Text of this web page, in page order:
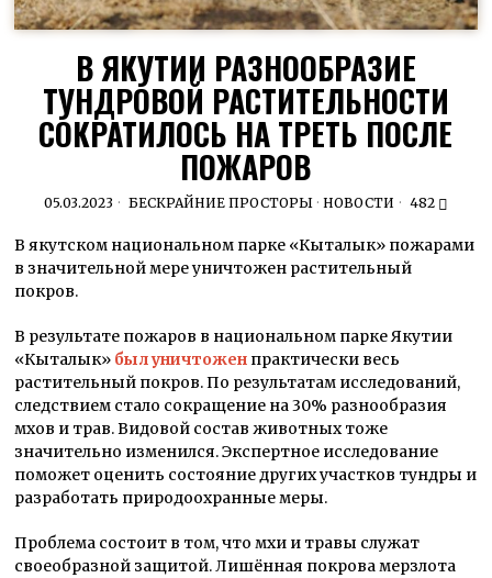
В ЯКУТИИ РАЗНООБРАЗИЕ
ТУНДРОВОЙ РАСТИТЕЛЬНОСТИ
СОКРАТИЛОСЬ НА ТРЕТЬ ПОСЛЕ
ПОЖАРОВ
05.03.2023 БЕСКРАЙНИЕ ПРОСТОРЫ · НОВОСТИ 482
В якутском национальном парке «Кыталык» пожарами
в значительной мере уничтожен растительный
покров.
В результате пожаров в национальном парке Якутии
«Кыталык» был уничтожен практически весь
растительный покров. По результатам исследований,
следствием стало сокращение на 30% разнообразия
мхов и трав. Видовой состав животных тоже
значительно изменился. Экспертное исследование
поможет оценить состояние других участков тундры и
разработать природоохранные меры.
Проблема состоит в том, что мхи и травы служат
своеобразной защитой. Лишённая покрова мерзлота